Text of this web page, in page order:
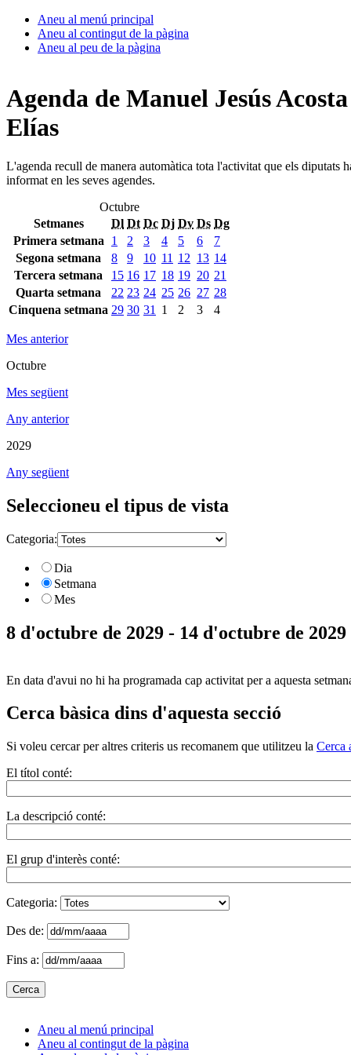
Aneu al menú principal
Aneu al contingut de la pàgina
Aneu al peu de la pàgina
Agenda de Manuel Jesús Acosta
Elías
L'agenda recull de manera automàtica tota l'activitat que els diputats
informat en les seves agendes.
Octubre
Setmanes
Dl Dt Dc Dj Dv Ds Dg
Primera setmana
1 2 3 4 5 6
7
Segona setmana
8 9 10 11 12 13 14
Tercera setmana
15 16 17 18 19 20 21
Quarta setmana
22 23 24 25 26 27 28
Cinquena setmana 29 30 31 1 2 3 4
Mes anterior
Octubre
Mes següent
Any anterior
2029
Any següent
Seleccioneu el tipus de vista
Categoria:
Dia
Setmana
Mes
8 d'octubre de 2029 - 14 d'octubre de 2029
En data d'avui no hi ha programada cap activitat per a aquesta
Cerca bàsica dins d'aquesta secció
Si voleu cercar per altres criteris us recomanem que utilitzeu la Cerca
El títol conté:
La descripció conté:
El grup d'interès conté:
Categoria:
Des de:
Fins a:
Aneu al menú principal
Aneu al contingut de la pàgina